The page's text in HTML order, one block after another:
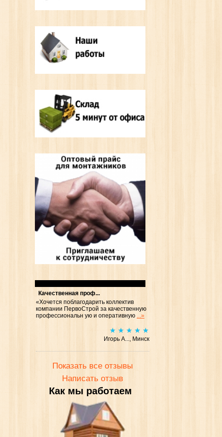
Качественная проф...
«Хочется поблагодарить коллектив
компании ПервоСтрой за качественную
профессиональн ую и оперативную ...»
Игорь А..., Минск
Показать все отзывы
Написать отзыв
Как мы работаем